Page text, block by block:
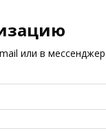
или в мессенджер